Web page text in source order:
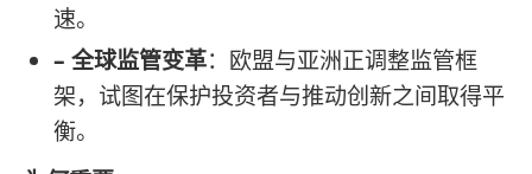
速。
– 全球监管变革：欧盟与亚洲正调整监管框
架，试图在保护投资者与推动创新之间取得平
衡。